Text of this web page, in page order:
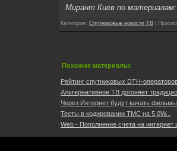
Мирант Киев по материалам:
Категория: Спутниковые новости ТВ
Похожие материалы:
Рейтинг спутниковых DTH-
Альтернативное ТВ догоняет
Через Интернет будут качать
Teсты в кодировании TMC нa 5.0W...
Web - Пополнение счета на интернет